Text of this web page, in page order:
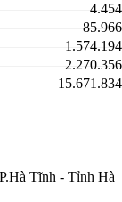
4.454
85.966
1.574.194
2.270.356
15.671.834
Tĩnh - Tỉnh Hà